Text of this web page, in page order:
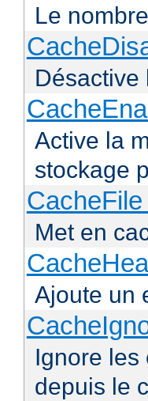
Le
Désactive
Active la
stockage
CacheFile
Met en
Ajoute un
Ignore les
depuis le